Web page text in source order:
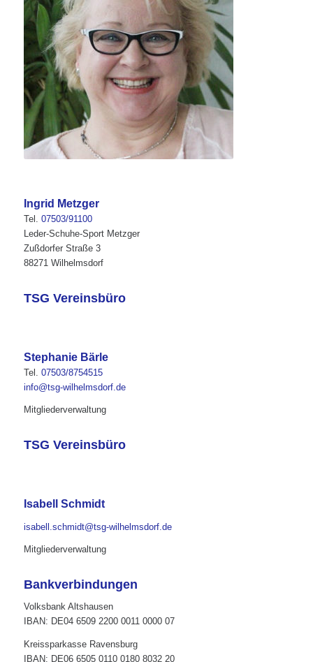
Ingrid Metzger
Tel. 07503/91100
Leder-Schuhe-Sport Metzger
Zußdorfer Straße 3
88271 Wilhelmsdorf
TSG Vereinsbüro
Stephanie Bärle
Tel. 07503/8754515
info@tsg-wilhelmsdorf.de
Mitgliederverwaltung
TSG Vereinsbüro
Isabell Schmidt
isabell.schmidt@tsg-wilhelmsdorf.de
Mitgliederverwaltung
Bankverbindungen
Volksbank Altshausen
IBAN: DE04 6509 2200 0011 0000 07
Kreissparkasse Ravensburg
IBAN: DE06 6505 0110 0180 8032 20